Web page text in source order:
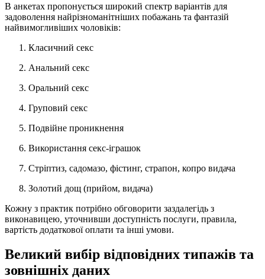
В анкетах пропонується широкий спектр варіантів для
задоволення найрізноманітніших побажань та фантазій
найвимогливіших чоловіків:
Класичний секс
Анальний секс
Оральний секс
Груповий секс
Подвійне проникнення
Використання секс-іграшок
Стріптиз, садомазо, фістинг, страпон, копро видача
Золотий дощ (прийом, видача)
Кожну з практик потрібно обговорити заздалегідь з
виконавицею, уточнивши доступність послуги, правила,
вартість додаткової оплати та інші умови.
Великий вибір відповідних типажів та
зовнішніх даних